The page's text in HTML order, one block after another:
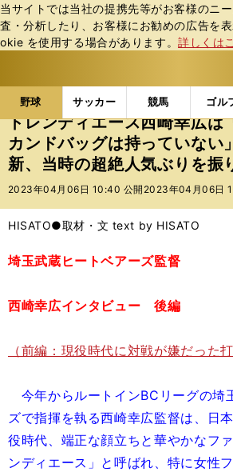
当サイトでは当社の提携先等がお客様のニ
査・分析したり、お客様にお勧めの広告を
okie を使⽤する場合があります。詳しくは
野球 サッカー 競馬 ゴル
b
ス
ポ
ル
テ
ー
バ
野球の記事一覧 プロ野球
トレンディエース西崎幸広は
カンドバッグは持っていない
新、当時の超絶人気ぶりを振
2023年04月06日 10:40 公開 2023年04月06日
HISATO●取材・文 text by HISATO
埼玉武蔵ヒートベアーズ監督
西崎幸広インタビュー 後編
（前編：現役時代に対戦が嫌だった
今年からルートインBCリーグの埼
ズで指揮を執る西崎幸広監督は、日
役時代、端正な顔立ちと華やかなフ
ンディエース」と呼ばれ、特に女性